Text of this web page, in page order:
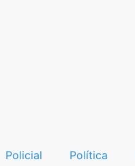
Policial Política